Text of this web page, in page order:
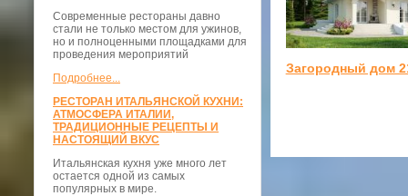
Современные рестораны давно
стали не только местом для ужинов,
но и полноценными площадками для
проведения мероприятий
Подробнее...
РЕСТОРАН ИТАЛЬЯНСКОЙ КУХНИ:
АТМОСФЕРА ИТАЛИИ,
ТРАДИЦИОННЫЕ РЕЦЕПТЫ И
НАСТОЯЩИЙ ВКУС
Итальянская кухня уже много лет
остается одной из самых
популярных в мире.
Загородный дом